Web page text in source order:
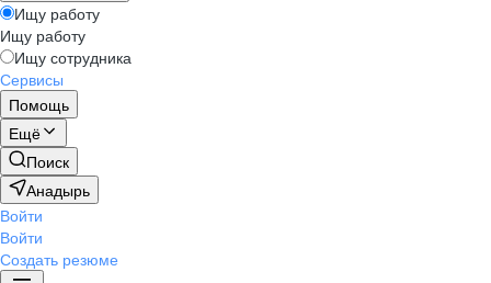
Ищу работу
Ищу работу
Ищу сотрудника
Сервисы
Помощь
Ещё
Поиск
Анадырь
Войти
Войти
Создать резюме